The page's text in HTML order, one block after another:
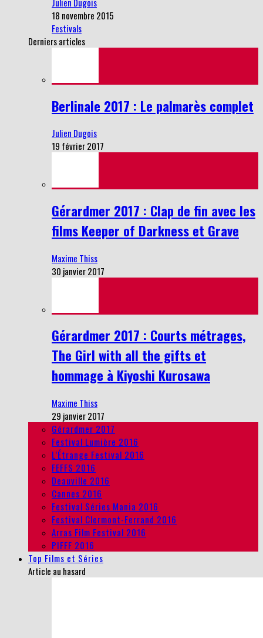
18 novembre 2015
Festivals
Derniers articles
Berlinale 2017 : Le palmarès complet
Julien Dugois
19 février 2017
Gérardmer 2017 : Clap de fin avec les
films Keeper of Darkness et Grave
Maxime Thiss
30 janvier 2017
Gérardmer 2017 : Courts métrages,
The Girl with all the gifts et
hommage à Kiyoshi Kurosawa
Maxime Thiss
29 janvier 2017
Gérardmer 2017
Festival Lumière 2016
L’Étrange Festival 2016
FEFFS 2016
Deauville 2016
Cannes 2016
Festival Séries Mania 2016
Festival Clermont-Ferrand 2016
Arras Film Festival 2016
PIFFF 2016
Top Films et Séries
Article au hasard